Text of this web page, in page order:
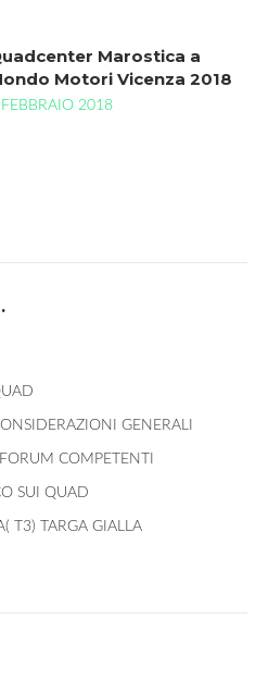
Marostica a
Motori Vicenza 2018
2018
GENERALI
COMPETENTI
SUI QUAD
T3) TARGA GIALLA